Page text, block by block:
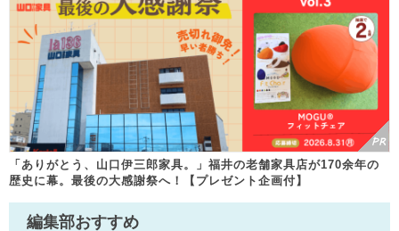
「ありがとう、山口伊三郎家具。」福井の老舗家具店が170余年の
歴史に幕。最後の大感謝祭へ！【プレゼント企画付】
編集部おすすめ